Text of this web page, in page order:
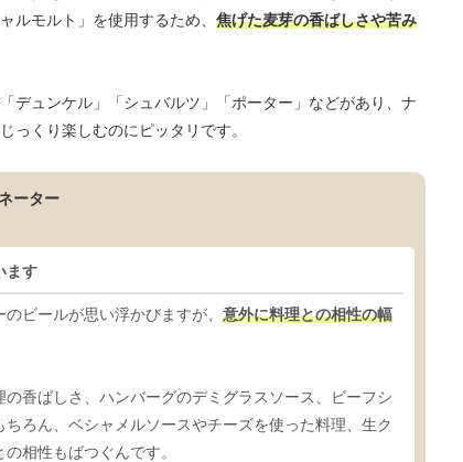
ルモルト」を使用するため、 焦げた麦芽の香ばしさや苦み
デュンケル」「シュバルツ」「ポーター」などがあり、ナ
っくり楽しむのにピッタリです。
ーター
ます
ビールが思い浮かびますが、 意外に料理との相性の幅
香ばしさ、ハンバーグのデミグラスソース、ビーフシ
ろん、ベシャメルソースやチーズを使った料理、生ク
相性もばつぐんです。